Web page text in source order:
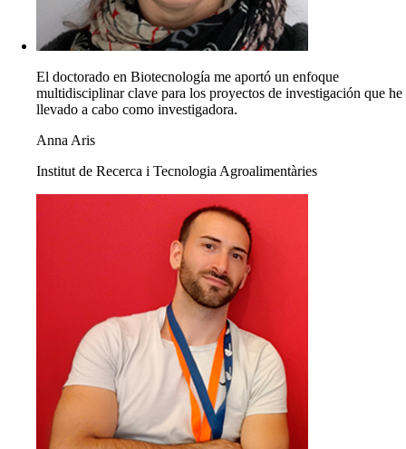
El doctorado en Biotecnología me aportó un enfoque
multidisciplinar clave para los proyectos de investigación que he
llevado a cabo como investigadora.
Anna Aris
Institut de Recerca i Tecnologia Agroalimentàries